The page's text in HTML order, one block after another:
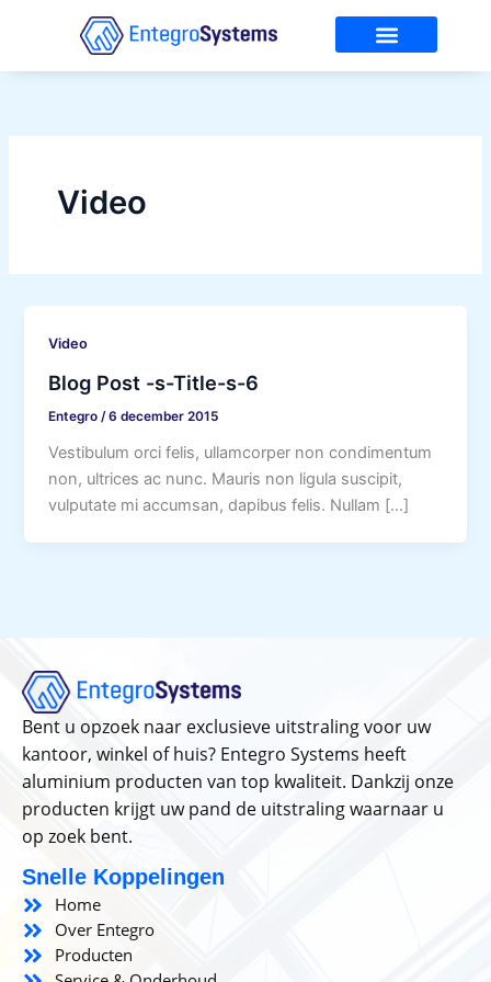
Video
Video
Blog Post -s-Title-s-6
Entegro /6 december 2015
Vestibulum orci felis, ullamcorper non condimentum
non, ultrices ac nunc. Mauris non ligula suscipit,
vulputate mi accumsan, dapibus felis. Nullam […]
Bent u opzoek naar exclusieve uitstraling voor uw
kantoor, winkel of huis? Entegro Systems heeft
aluminium producten van top kwaliteit. Dankzij onze
producten krijgt uw pand de uitstraling waarnaar u
op zoek bent.
Snelle Koppelingen
Home
Over Entegro
Producten